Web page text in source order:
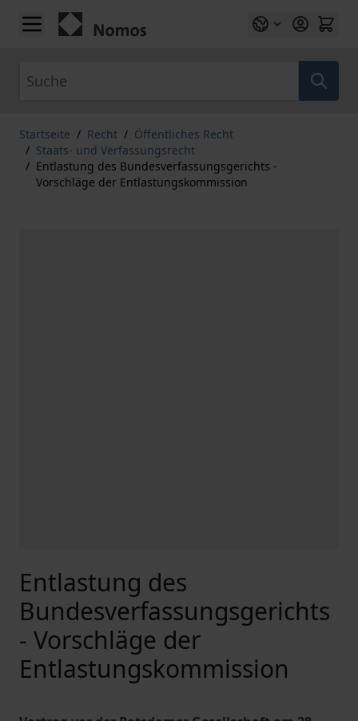
Zum Inhalt springen
Startseite / Recht / Öffentliches Recht
/ Staats- und Verfassungsrecht
/ Entlastung des Bundesverfassungsgerichts -
Vorschläge der Entlastungskommission
Entlastung des
Bundesverfassungsgerichts
- Vorschläge der
Entlastungskommission